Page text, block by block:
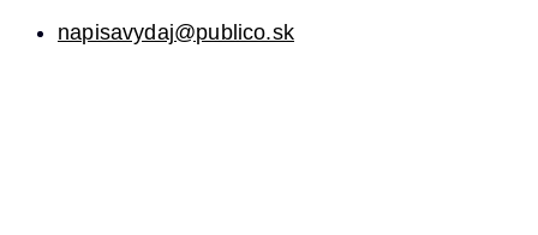
napisavydaj@publico.sk